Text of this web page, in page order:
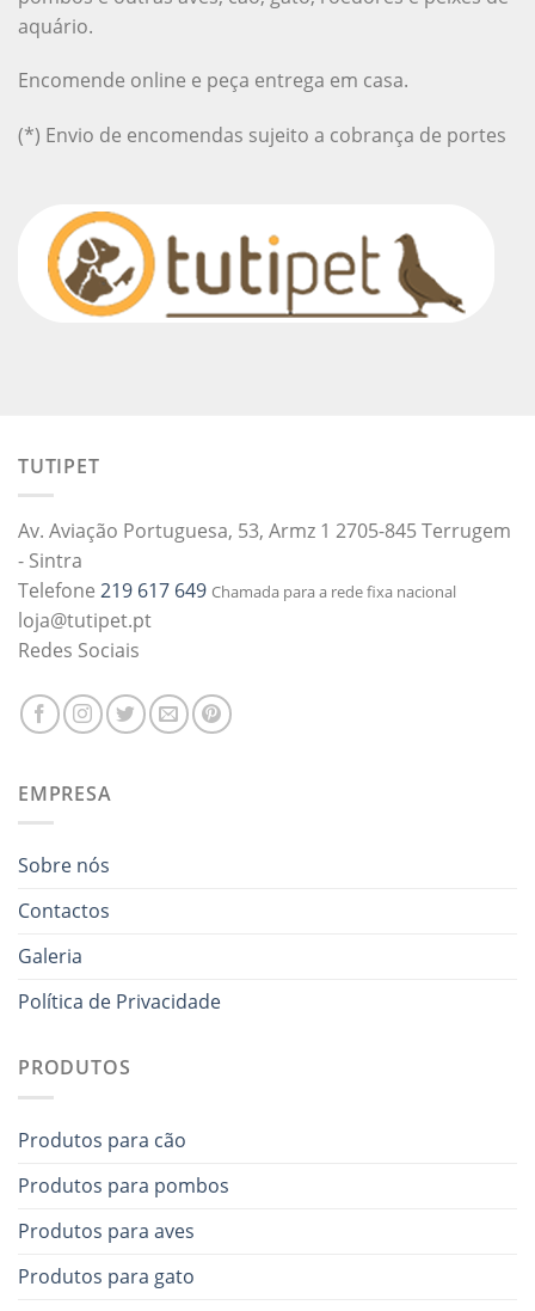
aquário.
Encomende online e peça entrega em casa.
(*) Envio de encomendas sujeito a cobrança de portes
TUTIPET
Av. Aviação Portuguesa, 53, Armz 1 2705-845 Terrugem
- Sintra
Telefone 219 617 649 Chamada para a rede fixa nacional
loja@tutipet.pt
Redes Sociais
EMPRESA
Sobre nós
Contactos
Galeria
Política de Privacidade
PRODUTOS
Produtos para cão
Produtos para pombos
Produtos para aves
Produtos para gato